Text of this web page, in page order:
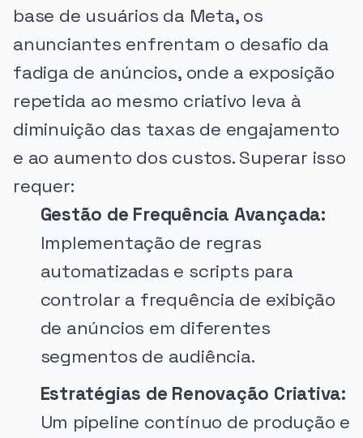
base de usuários da Meta, os
anunciantes enfrentam o desafio da
fadiga de anúncios, onde a exposição
repetida ao mesmo criativo leva à
diminuição das taxas de engajamento
e ao aumento dos custos. Superar isso
requer:
Gestão de Frequência Avançada:
Implementação de regras
automatizadas e scripts para
controlar a frequência de exibição
de anúncios em diferentes
segmentos de audiência.
Estratégias de Renovação Criativa:
Um pipeline contínuo de produção e